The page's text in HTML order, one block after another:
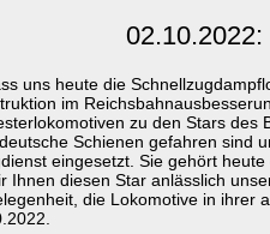
uns heute die
im
zu den Stars
Schienen gefahren sind
eingesetzt. Sie gehört
Ihnen diesen Star anlässlich
die Lokomotive in ihrer